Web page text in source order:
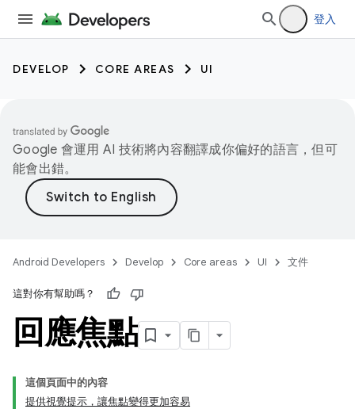
登入
DEVELOP CORE AREAS UI
Google 會運用 AI 技術將內容翻譯成你偏好的語言，但可
能會出錯。
Android Developers Develop Core areas UI 文件
這對你有幫助嗎？
回應焦點
這個頁面中的內容
提供視覺提示，讓焦點變得更加容易